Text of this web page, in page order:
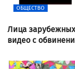
ОБЩЕСТВО
Лица
видео с